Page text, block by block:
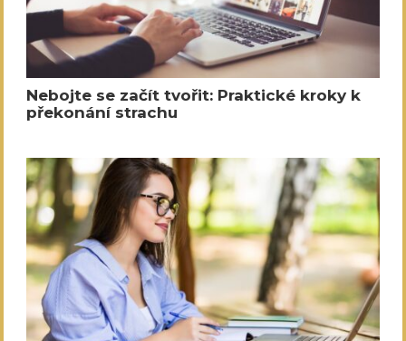
Nebojte se začít tvořit: Praktické kroky k
překonání strachu